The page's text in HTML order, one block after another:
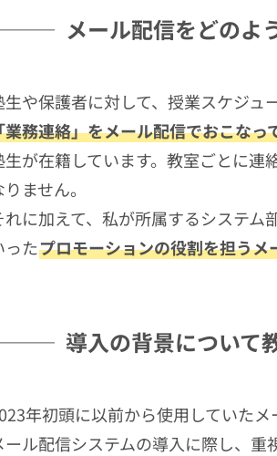
メール配信をどのよ
生や保護者に対して、授業スケジ
業務連絡」をメール配信でおこなっ
生が在籍しています。教室ごとに
りません。
れに加えて、私が所属するシステ
ったプロモーションの役割を担うメ
導入の背景について
年初頭に以前から使用していた
ール配信システムの導入に際し、重